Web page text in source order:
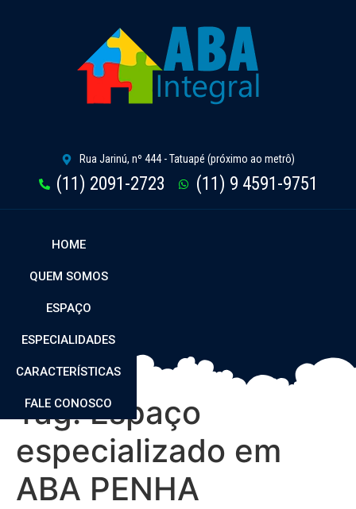
Rua Jarinú, nº 444 - Tatuapé (próximo ao metrô)
(11) 2091-2723 (11) 9 4591-9751
HOME
QUEM SOMOS
ESPAÇO
ESPECIALIDADES
CARACTERÍSTICAS
FALE CONOSCO
Tag:Espaço
especializado em
ABA PENHA